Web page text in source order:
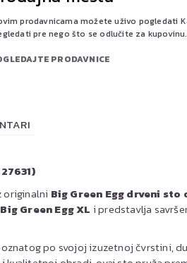
prodavnicama možete uživo pogledati
pre nego što se odlučite za kupovinu.
PRODAVNICE
originalni Big Green Egg drveni
Big Green Egg XL i predstavlja
po svojoj izuzetnoj čvrstini,